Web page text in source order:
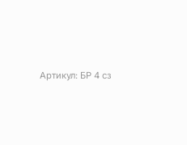
Артикул: БР 4 сз